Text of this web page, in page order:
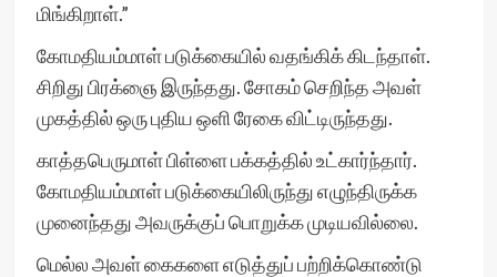
மிங்கிறாள்.”
கோமதியம்மாள் படுக்கையில் வதங்கிக் கிடந்தாள்.
சிறிது பிரக்ஞை இருந்தது. சோகம் செறிந்த அவள்
முகத்தில் ஒரு புதிய ஒளி ரேகை விட்டிருந்தது.
காத்தபெருமாள் பிள்ளை பக்கத்தில் உட்கார்ந்தார்.
கோமதியம்மாள் படுக்கையிலிருந்து எழுந்திருக்க
முனைந்தது அவருக்குப் பொறுக்க முடியவில்லை.
மெல்ல அவள் கைகளை எடுத்துப் பற்றிக்கொண்டு